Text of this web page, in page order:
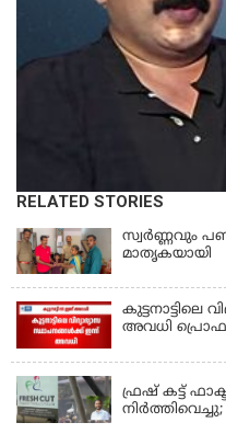
RELATED STORIES
സ്വർണ്ണവും
മാതൃകയായി
കുട്ടനാട്ടിലെ
അവധി
ഫ്രഷ് കട്ട്